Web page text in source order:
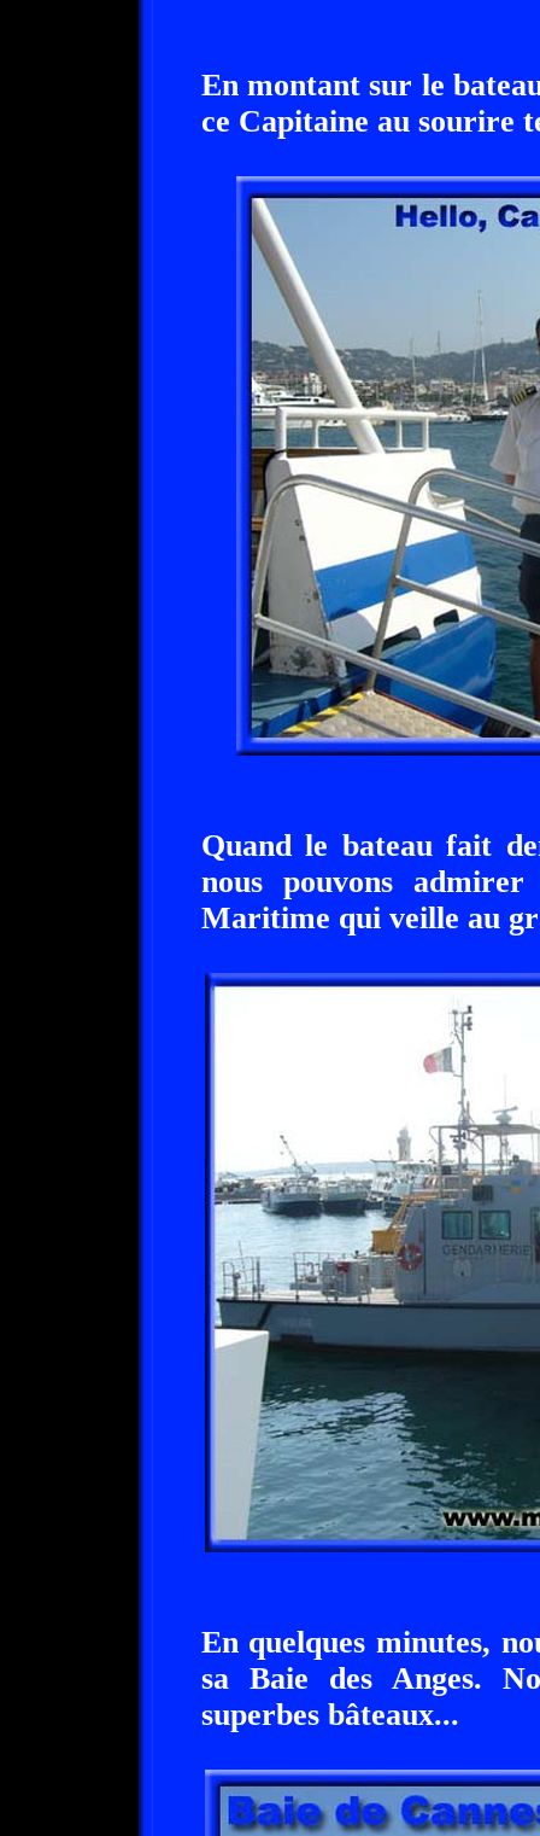
En montant sur le
ce Capitaine au sourire
Quand le bateau fait
nous pouvons
Maritime qui veille au
En quelques minutes,
sa Baie des Anges.
superbes bâteaux...